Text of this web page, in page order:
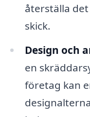
återställa
skick.
Design och
en
företag kan